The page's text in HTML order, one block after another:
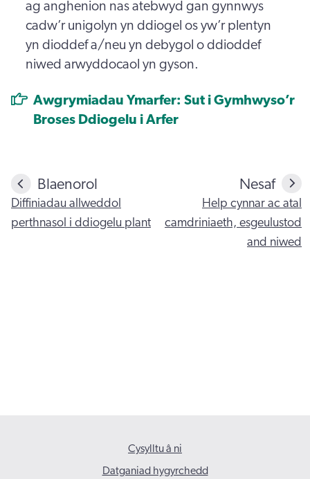
ag anghenion nas atebwyd gan gynnwys
cadw’r unigolyn yn ddiogel os yw’r plentyn
yn dioddef a/neu yn debygol o ddioddef
niwed arwyddocaol yn gyson.
Awgrymiadau Ymarfer: Sut i Gymhwyso’r
Broses Ddiogelu i Arfer
Blaenorol
Diffiniadau allweddol
perthnasol i ddiogelu plant
Nesaf
Help cynnar ac atal
camdriniaeth, esgeulustod
and niwed
Cysylltu â ni
Datganiad hygyrchedd